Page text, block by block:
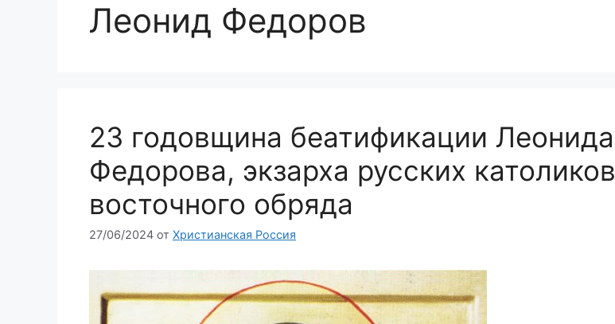
Леонид Федоров
23 годовщина беатификации Леонида
Федорова, экзарха русских католиков
восточного обряда
27/06/2024 от Христианская Россия